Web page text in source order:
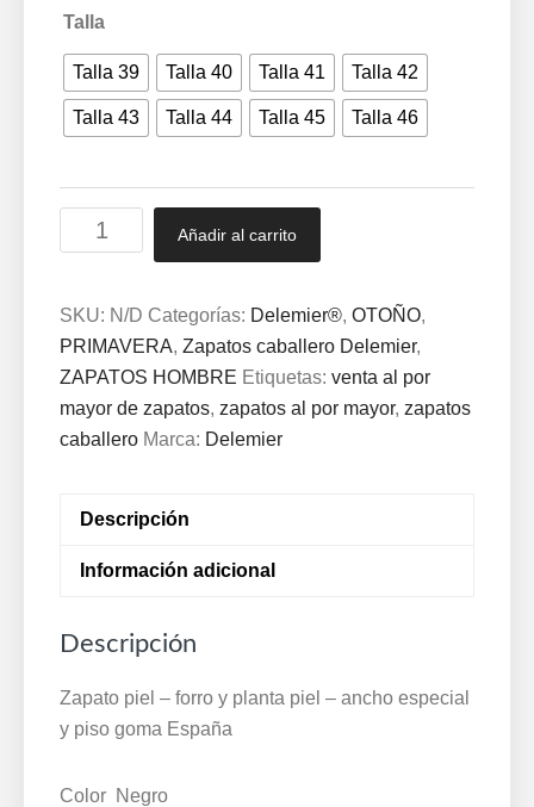
Talla
Talla 39 Talla 40 Talla 41 Talla 42
Talla 43 Talla 44 Talla 45 Talla 46
Zapato
piel
forro
y
planta
piel
-
piso
39/46
Negro
4157
Añadir al carrito
SKU: N/D Categorías: Delemier®, OTOÑO,
PRIMAVERA, Zapatos caballero Delemier,
ZAPATOS HOMBRE Etiquetas: venta al por
mayor de zapatos, zapatos al por mayor, zapatos
caballero Marca: Delemier
Descripción
Información adicional
Descripción
Zapato piel – forro y planta piel – ancho especial
y piso goma España
Color Negro